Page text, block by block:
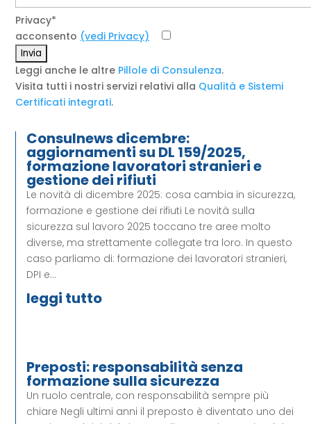
Privacy*
acconsento (vedi Privacy)
Leggi anche le altre Pillole di Consulenza.
Visita tutti i nostri servizi relativi alla Qualità e Sistemi
Certificati integrati.
Consulnews dicembre:
aggiornamenti su DL 159/2025,
formazione lavoratori stranieri e
gestione dei rifiuti
Le novità di dicembre 2025: cosa cambia in sicurezza,
formazione e gestione dei rifiuti Le novità sulla
sicurezza sul lavoro 2025 toccano tre aree molto
diverse, ma strettamente collegate tra loro. In questo
caso parliamo di: formazione dei lavoratori stranieri,
DPI e...
leggi tutto
Preposti: responsabilità senza
formazione sulla sicurezza
Un ruolo centrale, con responsabilità sempre più
chiare Negli ultimi anni il preposto è diventato uno dei